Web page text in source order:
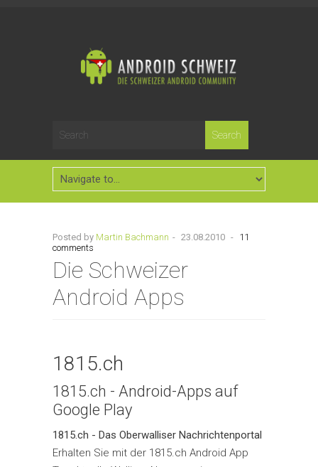
Posted by Martin Bachmann - 23.08.2010 - 11
comments
Die Schweizer
Android Apps
1815.ch
1815.ch - Android-Apps auf
Google Play
1815.ch - Das Oberwalliser Nachrichtenportal
Erhalten Sie mit der 1815.ch Android App